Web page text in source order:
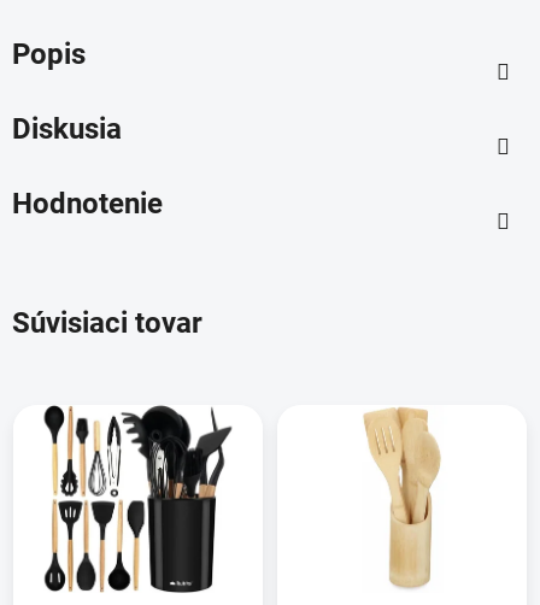
Popis
Diskusia
Hodnotenie
Súvisiaci tovar